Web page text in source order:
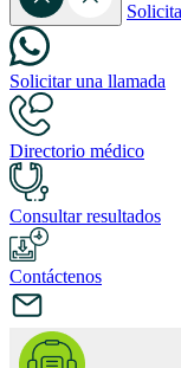
Solicitar una llamada
Directorio médico
Consultar resultados
Contáctenos